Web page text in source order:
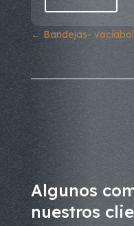
← Bandejas-
Algunos
nuestros